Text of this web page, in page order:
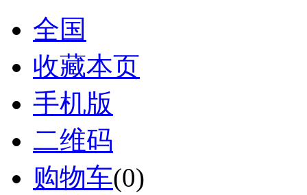
全国
收藏本页
手机版
二维码
购物车(0)